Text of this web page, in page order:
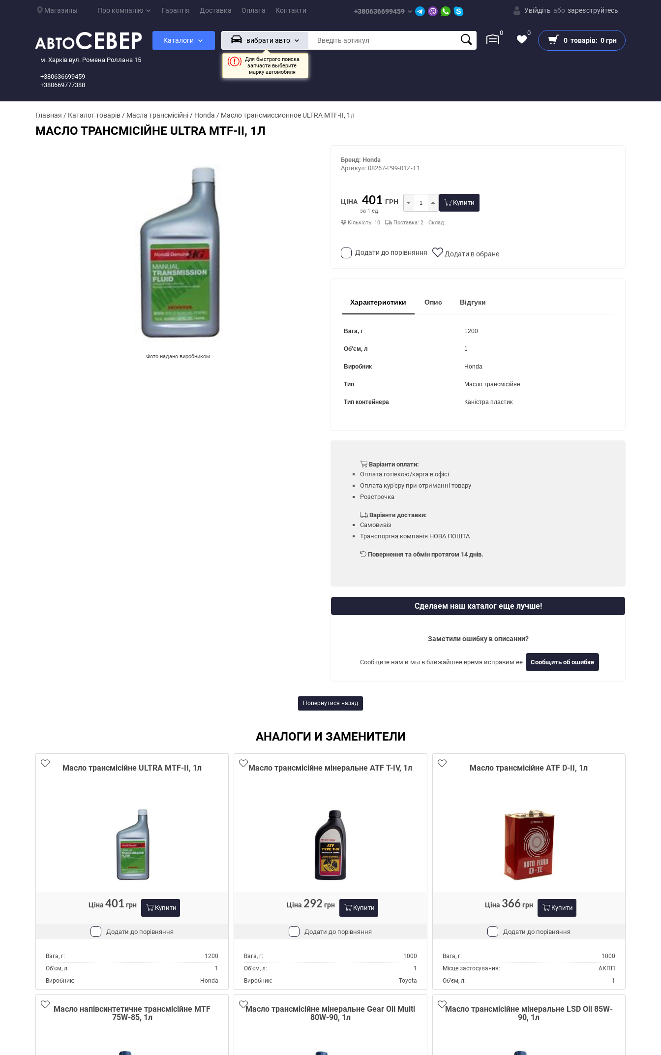
Магазины Про компанію Гарантія Доставка Оплата Контакти +380636699459 Увійдіть або зареєструйтесь
Каталоги вибрати авто
Для быстрого поиска
запчасти выберите
марку автомобиля
0 0
0 товарів: 0 грн
м. Харків вул. Ромена Роллана 15
+380636699459
+380669777388
Главная / Каталог товарів / Масла трансмісійні / Honda / Масло трансмиссионное ULTRA MTF-II, 1л
МАСЛО ТРАНСМІСІЙНЕ ULTRA MTF-II, 1Л
Фото надано виробником
Бренд: Honda
Артикул: 08267-P99-01Z-T1
ЦІНА 401 ГРН
за 1 ед.
Купити
Кількість: 10 Поставка: 2 Склад:
Додати до порівняння Додати в обране
Характеристики Опис Відгуки
Вага, г 1200
Об'єм, л 1
Виробник Honda
Тип Масло трансмісійне
Тип контейнера Каністра пластик
Варіанти оплати:
Оплата готівкою/карта в офісі
Оплата кур'єру при отриманні товару
Розстрочка
Варіанти доставки:
Самовивіз
Транспортна компанія НОВА ПОШТА
Повернення та обмін протягом 14 днів.
Сделаем наш каталог еще лучше!
Заметили ошибку в описании?
Сообщите нам и мы в ближайшее время исправим ее Сообщить об ошибке
Повернутися назад
АНАЛОГИ И ЗАМЕНИТЕЛИ
Масло трансмісійне ULTRA MTF-II, 1л
Ціна 401 грн Купити
Додати до порівняння
Вага, г:
1200
Об'єм, л:
1
Виробник:
Honda
Тип:
Масло трансмісійне
Тип контейнера:
Каністра пластик
Масло трансмісійне мінеральне ATF T-IV, 1л
Ціна 292 грн Купити
Додати до порівняння
Вага, г:
1000
Об'єм, л:
1
Виробник:
Toyota
Склад:
Мінеральне
Тип:
Масло трансмісійне
Масло трансмісійне ATF D-II, 1л
Ціна 366 грн Купити
Додати до порівняння
Вага, г:
1000
Місце застосування:
АКПП
Об'єм, л:
1
Виробник:
Toyota
Специфікації ATF:
DEXRON II
Масло напівсинтетичне трансмісійне MTF
75W-85, 1л
Масло трансмісійне мінеральне Gear Oil Multi
80W-90, 1л
Масло трансмісійне мінеральне LSD Oil 85W-
90, 1л